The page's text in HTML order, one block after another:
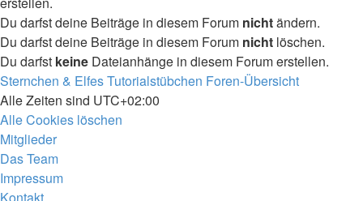
Du darfst deine Beiträge in diesem Forum nichtändern.
Du darfst deine Beiträge in diesem Forum nicht löschen.
Du darfst keine Dateianhänge in diesem Forum erstellen.
Sternchen & Elfes Tutorialstübchen Foren-Übersicht
Alle Zeiten sind UTC+02:00
Alle Cookies löschen
Mitglieder
Das Team
Impressum